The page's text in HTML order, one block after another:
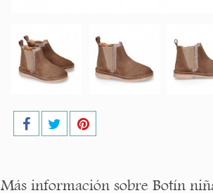
Más información sobre Botín